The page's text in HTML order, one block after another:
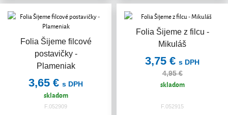
Folia Šijeme filcové
postavičky -
Plameniak
3,65 € s DPH
skladom
F.052909
Folia Šijeme z filcu -
Mikuláš
Akcia
3,75 € s DPH
4,95 €
skladom
F.052915